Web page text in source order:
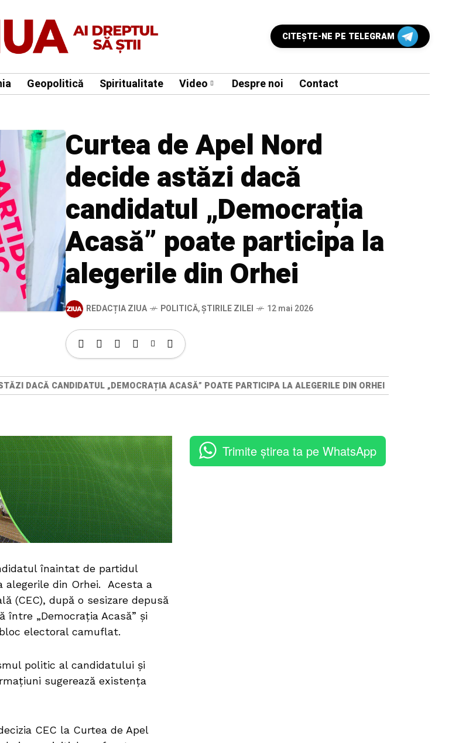
CITEŞTE-NE PE TELEGRAM
Geopolitică Spiritualitate Video Despre noi Contact
Curtea de Apel Nord
decide astăzi dacă
candidatul „Democrația
Acasă” poate participa la
alegerile din Orhei
REDACȚIA ZIUA POLITICĂ,ȘTIRILE ZILEI 12 mai 2026
DACĂ CANDIDATUL „DEMOCRAȚIA ACASĂ” POATE PARTICIPA LA ALEGERILE DIN ORHEI
înaintat de partidul
alegerile din Orhei. Acesta a
(CEC), după o sesizare depusă
între „Democrația Acasă” și
electoral camuflat.
politic al candidatului și
sugerează existența
CEC la Curtea de Apel
Trimite știrea ta pe WhatsApp